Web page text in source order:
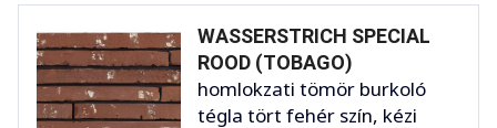
WASSERSTRICH SPECIAL
ROOD (TOBAGO)
homlokzati tömör burkoló
tégla tört fehér szín, kézi